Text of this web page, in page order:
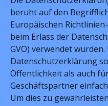
beruht auf den
Europäischen
beim Erlass der
GVO) verwendet wurden.
Datenschutzerklärung
Öffentlichkeit als auch
Geschäftspartner
Um dies zu